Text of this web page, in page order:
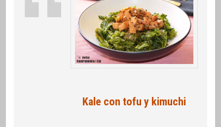
Kale con tofu y kimuchi